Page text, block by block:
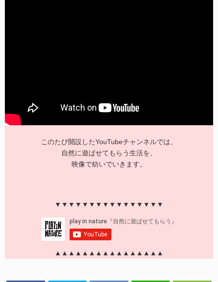
このたび開設したYouTubeチャンネルでは、
自然に遊ばせてもらう生活を、
映像で紡いでいきます。
▼▼▼▼▼▼▼▼▼▼▼▼▼▼▼▼
▲▲▲▲▲▲▲▲▲▲▲▲▲▲▲▲